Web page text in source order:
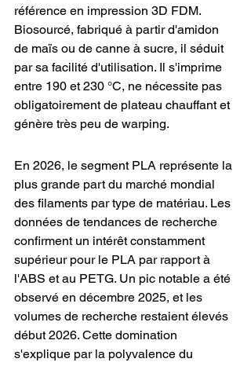
référence en impression 3D FDM.
Biosourcé, fabriqué à partir d'amidon
de maïs ou de canne à sucre, il séduit
par sa facilité d'utilisation. Il s'imprime
entre 190 et 230 °C, ne nécessite pas
obligatoirement de plateau chauffant et
génère très peu de warping.
En 2026, le segment PLA représente la
plus grande part du marché mondial
des filaments par type de matériau. Les
données de tendances de recherche
confirment un intérêt constamment
supérieur pour le PLA par rapport à
l'ABS et au PETG. Un pic notable a été
observé en décembre 2025, et les
volumes de recherche restaient élevés
début 2026. Cette domination
s'explique par la polyvalence du